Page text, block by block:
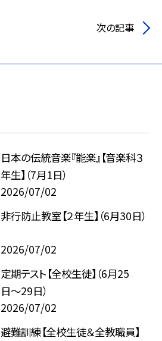
次の記事
日本の伝統音楽『能楽』【音楽科３
年生】（7月1日）
2026/07/02
非行防止教室【２年生】（6月30日）
2026/07/02
定期テスト【全校生徒】（6月25
日〜29日）
2026/07/02
避難訓練【全校生徒＆全教職員】